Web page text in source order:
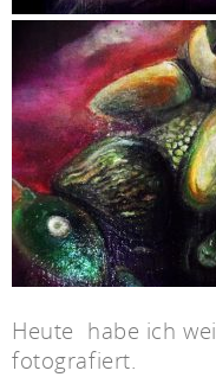
Heute habe ich
fotografiert.